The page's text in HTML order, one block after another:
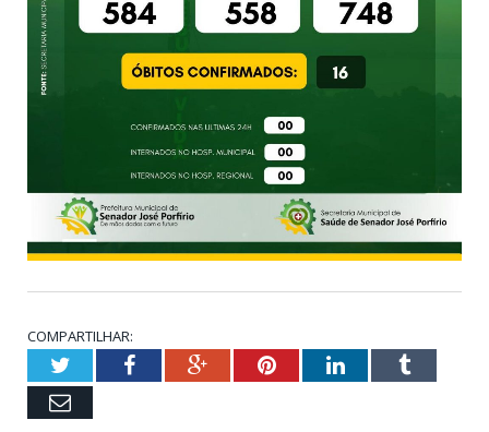
COMPARTILHAR:
TwitterFacebookGoogle+PinterestLinkedInTumblr
Email